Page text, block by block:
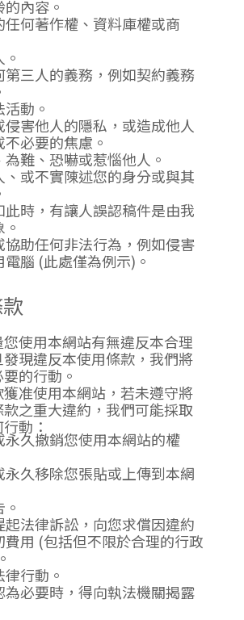
內容。
何著作權、資料庫權或商
第三人的義務，例如契約義務
動。
害他人的隱私，或造成他人
必要的焦慮。
難、恐嚇或惹惱他人。
、或不實陳述您的身分或與其
此時，有讓人誤認稿件是由我
協助任何非法行為，例如侵害
腦 (此處僅為例示)。
使用本網站有無違反本合理
現違反本使用條款，我們將
的行動。
准使用本網站，若未遵守將
之重大違約，我們可能採取
動：
永久撤銷您使用本網站的權
永久移除您張貼或上傳到本網
法律訴訟，向您求償因違約
費用 (包括但不限於合理的行政
行動。
為必要時，得向執法機關揭露